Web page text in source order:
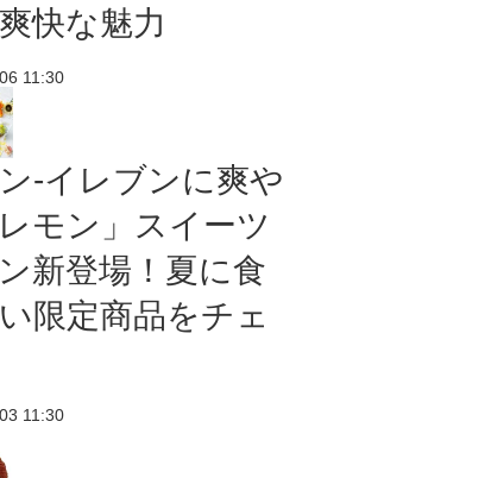
快な魅力
11:30
‐イレブンに爽や
モン」スイーツ
新登場！夏に食
限定商品をチェ
11:30